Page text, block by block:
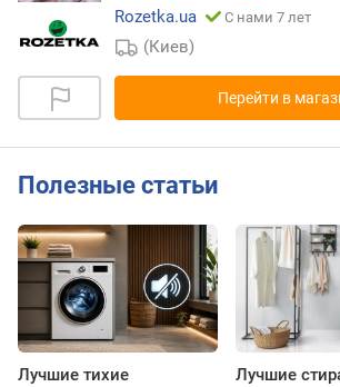
Rozetka.ua
С нами 7 лет
(Киев)
Перейти в
Полезные статьи
Лучшие тихие
Лучшие